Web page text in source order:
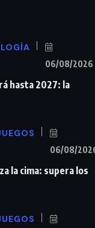
06/08/2026
hasta 2027: la
06/08/
la cima: supera los